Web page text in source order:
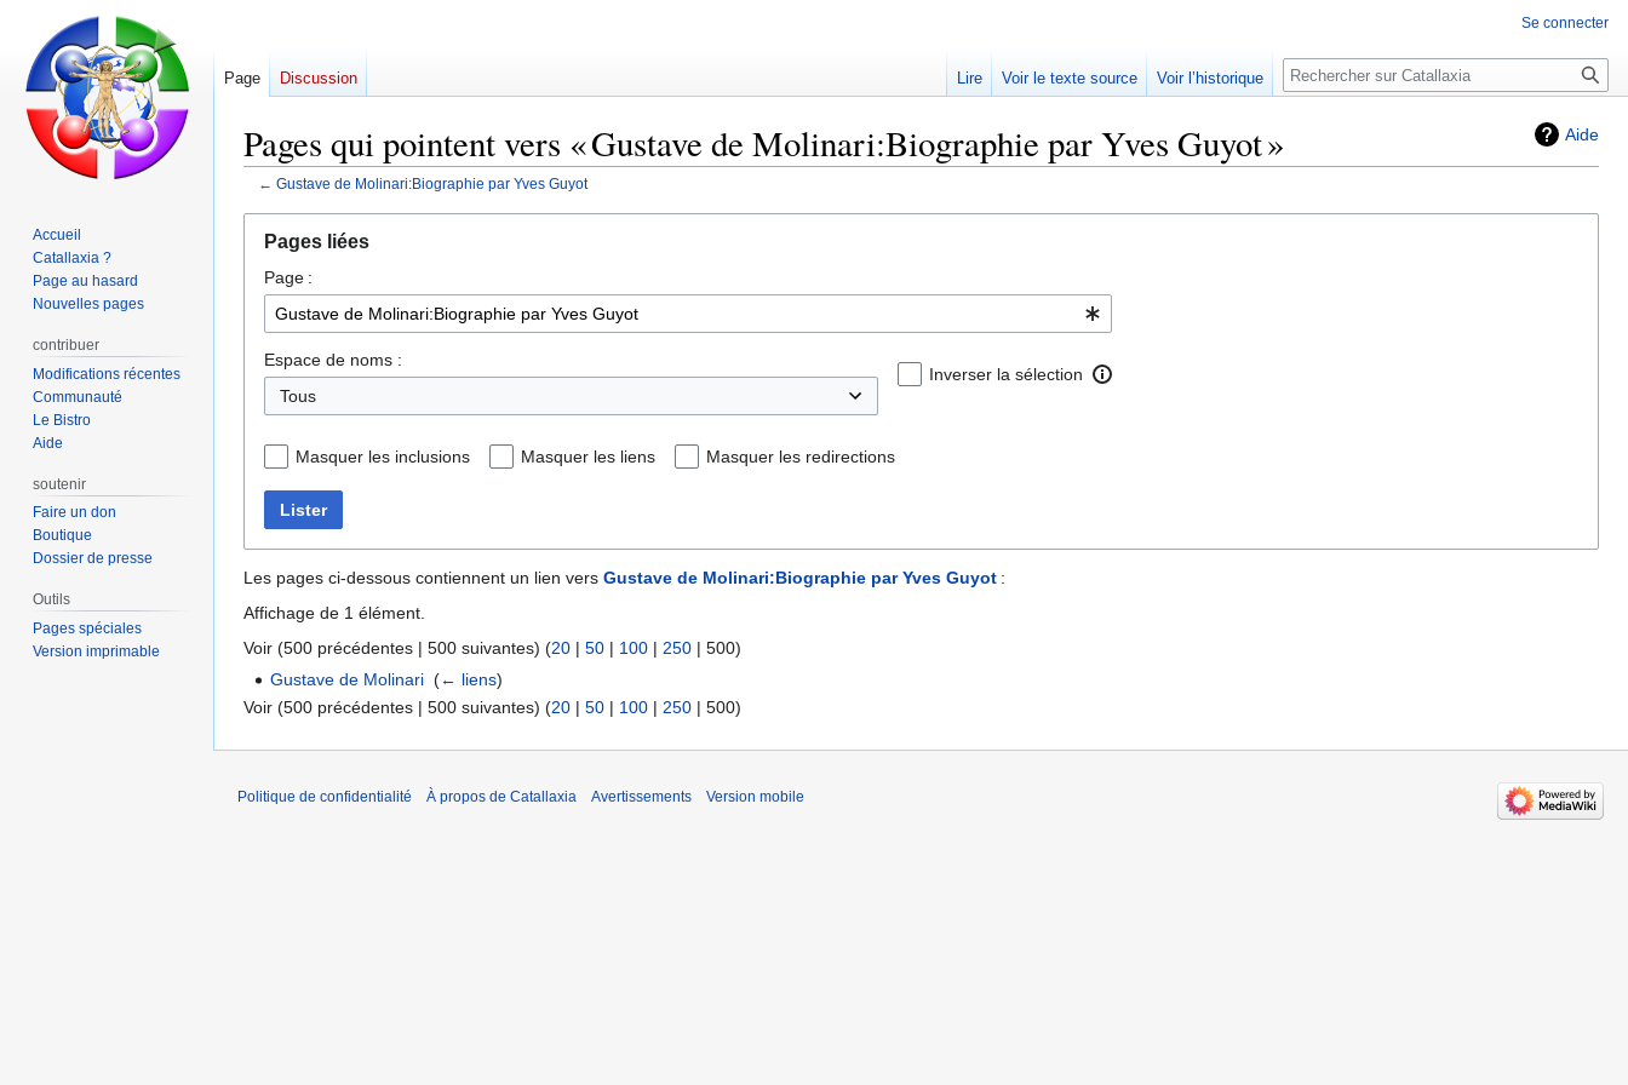
Aide
Pages qui pointent vers « Gustave de Molinari:Biographie par Yves Guyot »
← Gustave de Molinari:Biographie par Yves Guyot
navigation
recherche
Pages liées
Page :
Espace de noms :
Inverser la sélection
Masquer les inclusions Masquer les liens Masquer les redirections
Lister
Les pages ci-dessous contiennent un lien vers Gustave de Molinari:Biographie par Yves Guyot :
Affichage de 1 élément.
Voir (500 précédentes | 500 suivantes) (20 | 50 | 100 | 250 | 500)
Gustave de Molinari ‎(← liens)
Voir (500 précédentes | 500 suivantes) (20 | 50 | 100 | 250 | 500)
Se connecter
Page Discussion Lire Voir le texte source Voir l’historique Rechercher
Accueil
Catallaxia ?
Page au hasard
Nouvelles pages
contribuer
Modifications récentes
Communauté
Le Bistro
Aide
soutenir
Faire un don
Boutique
Dossier de presse
Outils
Pages spéciales
Version imprimable
Politique de confidentialité À propos de Catallaxia Avertissements Version mobile